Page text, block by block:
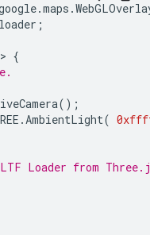
.maps .
loader ;
> {
();
.AmbientLight(
Loader from